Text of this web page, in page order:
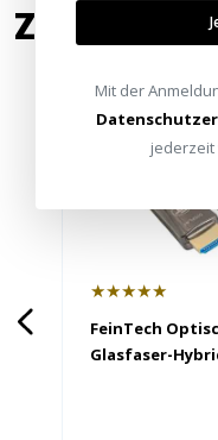
ZUBEHÖR
★★★★★
FeinTech
Glasfaser-
Mit der